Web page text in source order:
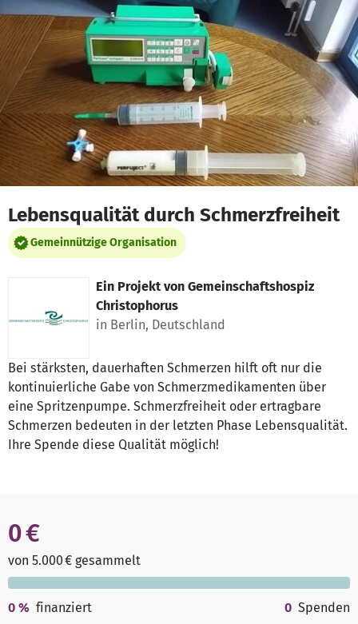
Zum Hauptinhalt springen
Erklärung zur Barrierefreiheit anzeigen
Lebensqualität durch Schmerzfreiheit
Gemeinnützige Organisation
Ein Projekt von Gemeinschaftshospiz
Christophorus
in Berlin, Deutschland
Bei stärksten, dauerhaften Schmerzen hilft oft nur die
kontinuierliche Gabe von Schmerzmedikamenten über
eine Spritzenpumpe. Schmerzfreiheit oder ertragbare
Schmerzen bedeuten in der letzten Phase Lebensqualität.
Ihre Spende diese Qualität möglich!
0 €
von 5.000 € gesammelt
0 % finanziert 0 Spenden